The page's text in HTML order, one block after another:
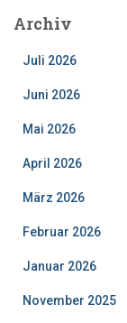
Archiv
Juli 2026
Juni 2026
Mai 2026
April 2026
März 2026
Februar 2026
Januar 2026
November 2025